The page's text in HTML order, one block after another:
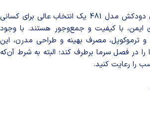
بخاری گازی آبسال بدون دودکش مدل 481 یک انتخاب عالی برای کسانی
ایمن، با کیفیت و جمع‌وجور هستند. با وجود
سیستم‌های ایمنی ODS و ترموکوپل، مصرف بهینه و طراحی مدرن، این
را در فصل سرما برطرف کند؛ البته به شرط آن‌که
را رعایت کنید.